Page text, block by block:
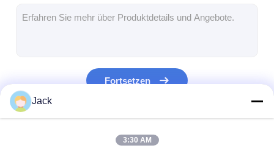
hybride AutobatterieFortsetzen
Jack
3:30 AM